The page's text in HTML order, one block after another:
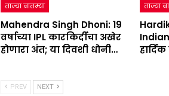
ताज्या बातम्या
Mahendra Singh Dhoni: 19
वर्षाच्या IPL कारकिर्दीचा अखेर
होणारा अंत; या दिवशी धोनी…
ताज्या
PREV NEXT